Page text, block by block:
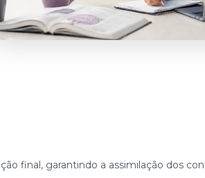
final, garantindo a assimilação dos